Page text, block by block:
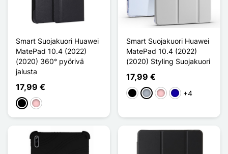
Smart Suojakuori Huawei
MatePad 10.4 (2022)
(2020) 360° pyörivä
jalusta
17,99 €
MustaPinkki
Smart Suojakuori Huawei
MatePad 10.4 (2022)
(2020) Styling Suojakuori
17,99 €
MustaHarmaa
PinkkiBleu Foncé
+4